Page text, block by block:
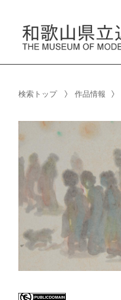
検索トップ 作品情報